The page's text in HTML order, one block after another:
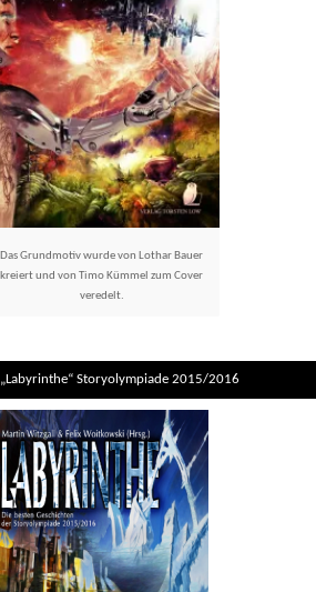
Das Grundmotiv wurde von Lothar Bauer
kreiert und von Timo Kümmel zum Cover
veredelt.
„Labyrinthe“ Storyolympiade 2015/2016